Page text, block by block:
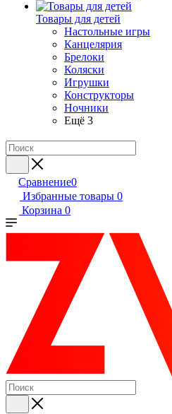
Товары для детей
Настольные игры
Канцелярия
Брелоки
Коляски
Игрушки
Конструкторы
Ночники
Ещё 3
Сравнение0
Избранные товары 0
Корзина 0